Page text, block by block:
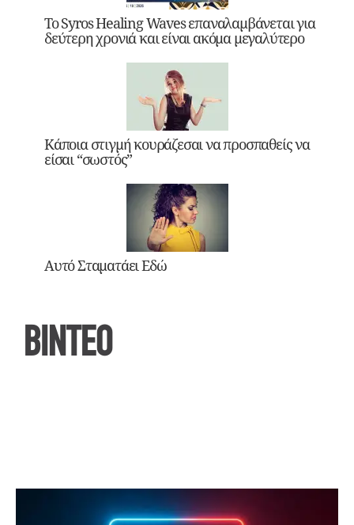
Το Syros Healing Waves επαναλαμβάνεται για
δεύτερη χρονιά και είναι ακόμα μεγαλύτερο
Κάποια στιγμή κουράζεσαι να προσπαθείς να
είσαι “σωστός”
Αυτό Σταματάει Εδώ
ΒΙΝΤΕΟ